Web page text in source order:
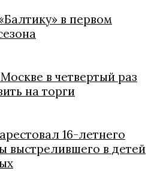
в первом
в четвертый раз
на торги
16-летнего
выстрелившего в детей